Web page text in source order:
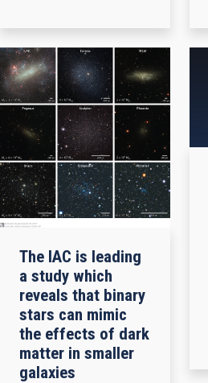
The IAC is leading
a study which
reveals that binary
stars can mimic
the effects of dark
matter in smaller
galaxies